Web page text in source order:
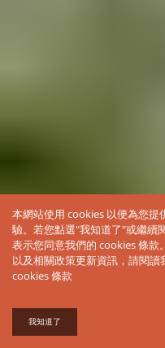
本網站使用 cookies 以便為您提
驗。若您點選"我知道了"或繼續
表示您同意我們的 cookies 條款
以及相關政策更新資訊，請閱讀
cookies 條款
我知道了